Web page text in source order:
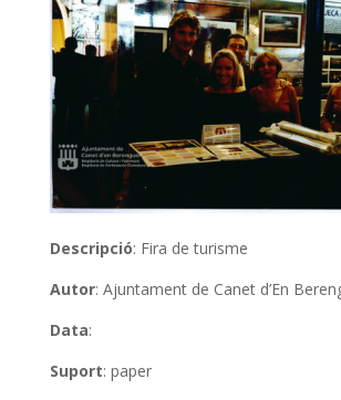
Descripció: Fira de turisme
Autor: Ajuntament de Canet d’En
Data:
Suport: paper